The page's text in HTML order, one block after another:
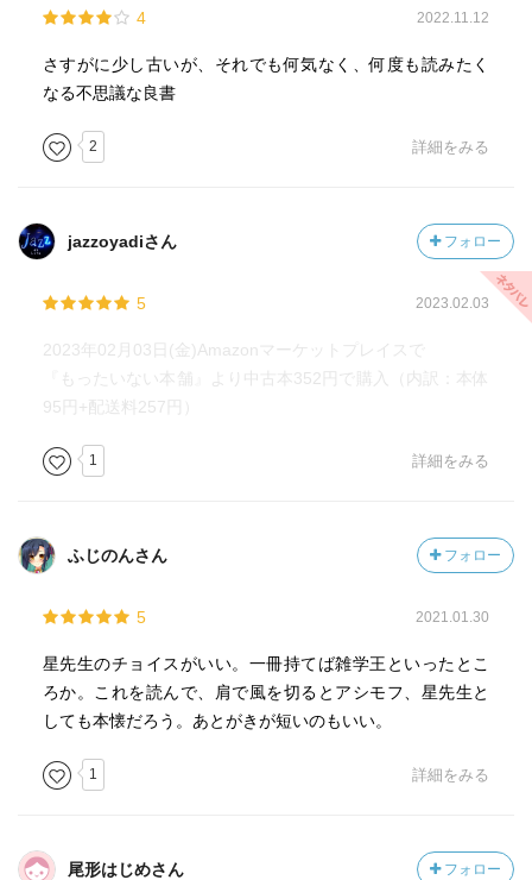
4 2022.11.12
さすがに少し古いが、それでも何気なく、何度も読みたく
なる不思議な良書
2 詳細をみる
jazzoyadiさん フォロー
5 2023.02.03
2023年02月03日(金)Amazonマーケットプレイスで
『もったいない本舗』より中古本352円で購入（内訳：本体
95円+配送料257円）
1 詳細をみる
ふじのんさん フォロー
5 2021.01.30
星先生のチョイスがいい。一冊持てば雑学王といったとこ
ろか。これを読んで、肩で風を切るとアシモフ、星先生と
しても本懐だろう。あとがきが短いのもいい。
1 詳細をみる
尾形はじめさん フォロー